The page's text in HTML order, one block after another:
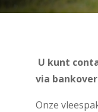
U kunt
via
Onze